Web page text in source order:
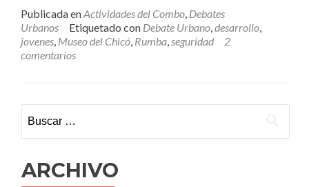
o
Guayabo:
4to
Martes
Publicada enActividades del Combo, Debates
Urbanos
Etiquetado con Debate Urbano,desarrollo,
jovenes, Museo del Chicó, Rumba,seguridad
2
comentarios
ARCHIVO